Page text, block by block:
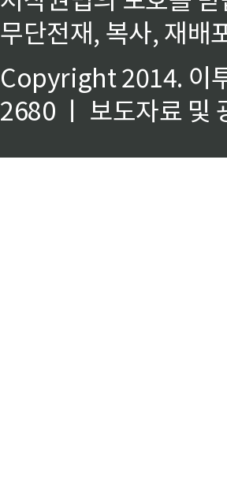
무단전재, 복사, 재배
Copyright 2014. 이
2680 ㅣ 보도자료